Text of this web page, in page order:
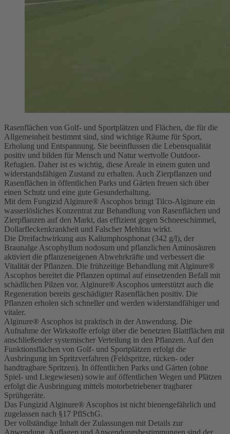
Rasenflächen von Golf- und Sportplätzen und Flächen, die für die
Allgemeinheit bestimmt sind, sind wichtige Räume für Sport,
Erholung und Entspannung. Sie beeinflussen die Lebensqualität
positiv und bilden für Mensch und Natur wertvolle Outdoor-
Refugien. Daher ist es wichtig, diese Areale in einem guten und
widerstandsfähigen Zustand zu erhalten. Auch Zierpflanzen und
Rasenflächen in öffentlichen Parks und Gärten freuen sich über
einen Schutz und eine gute Gesunderhaltung.
Mit dem Fungizid Alginure® Ascophos bringt Tilco-Alginure ein
wasserlösliches Konzentrat zur Behandlung von Rasenflächen und
Zierpflanzen auf den Markt, das effizient gegen Schneeschimmel,
Dollarfleckenkrankheit und Falscher Mehltau wirkt.
Die Dreifachwirkung aus Kaliumphosphonat (342 g/l), der
Braunalge Ascophyllum nodosum und pflanzlichen Aminosäuren
aktiviert die pflanzeneigenen Abwehrkräfte und verbessert die
Vitalität der Pflanzen. Die frühzeitige Behandlung mit Alginure®
Ascophos bereitet die Pflanzen optimal auf einsetzenden Befall mit
schädlichen Pilzen vor. Alginure® Ascophos unterstützt auch die
Regeneration bereits geschädigter Rasenflächen positiv. Die
Pflanzen erholen sich schneller und werden widerstandfähiger und
vitaler.
Alginure® Ascophos ist praktisch in der Anwendung. Die
Aufnahme der Wirkstoffe erfolgt über die benetzten Blattflächen mit
anschließender systemischer Verteilung in den Pflanzen. Auf den
Funktionsflächen von Golf- und Sportplätzen erfolgt die
Ausbringung im Spritzverfahren (Feldspritze, rücken- oder
handtragbare Spritzen). In öffentlichen Parks und Gärten (ohne
Spiel- und Liegewiesen) sowie auf öffentlichen Wegen und Plätzen
erfolgt die Ausbringung mittels motorbetriebener tragbarer
Sprühgeräte.
Das Fungizid Alginure® Ascophos ist nicht bienengefährlich und
zugelassen nach §17 PflSchG.
Der vollständige Inhalt der Zulassungen mit Details zur
Anwendung, Auflagen und Anwendungsbestimmungen sind der